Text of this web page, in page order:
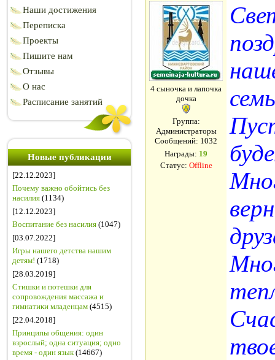
Наши достижения
Переписка
Проекты
Пишите нам
Отзывы
О нас
Расписание занятий
Новые публикации
[22.12.2023]
Почему важно обойтись без
насилия (1134)
[12.12.2023]
Воспитание без насилия (1047)
[03.07.2022]
Игры нашего детства нашим
детям! (1718)
[28.03.2019]
Стишки и потешки для
сопровождения массажа и
гимнатики младенцам (4515)
[22.04.2018]
Принципы общения: один
взрослый; одна ситуация; одно
время - один язык(14667)
4 сыночка и лапочка
дочка
Группа:
Администраторы
Сообщений: 1032
Награды: 19
Статус: Offline